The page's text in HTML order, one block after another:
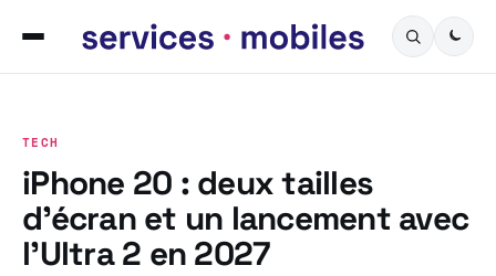
TECH
iPhone 20 : deux tailles
d’écran et un lancement avec
l’Ultra 2 en 2027